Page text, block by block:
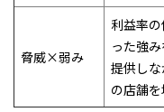
脅威×弱み
利益率
った強
提供し
の店舗